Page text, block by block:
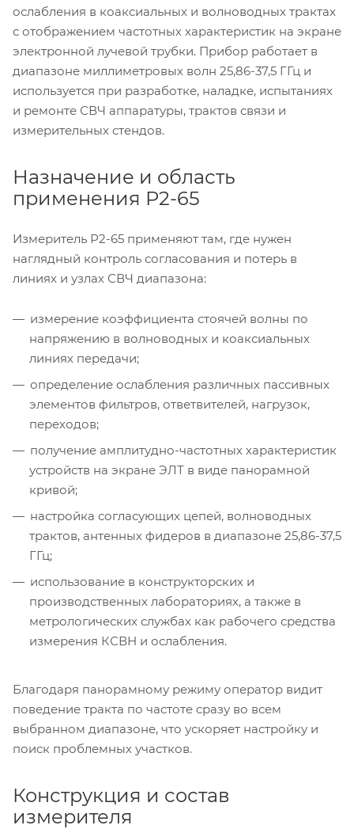
ослабления в коаксиальных и волноводных трактах
с отображением частотных характеристик на экране
электронной лучевой трубки. Прибор работает в
диапазоне миллиметровых волн 25,86-37,5 ГГц и
используется при разработке, наладке, испытаниях
и ремонте СВЧ аппаратуры, трактов связи и
измерительных стендов.
Назначение и область
применения Р2-65
Измеритель Р2-65 применяют там, где нужен
наглядный контроль согласования и потерь в
линиях и узлах СВЧ диапазона:
измерение коэффициента стоячей волны по
напряжению в волноводных и коаксиальных
линиях передачи;
определение ослабления различных пассивных
элементов фильтров, ответвителей, нагрузок,
переходов;
получение амплитудно-частотных характеристик
устройств на экране ЭЛТ в виде панорамной
кривой;
настройка согласующих цепей, волноводных
трактов, антенных фидеров в диапазоне 25,86-37,5
ГГц;
использование в конструкторских и
производственных лабораториях, а также в
метрологических службах как рабочего средства
измерения КСВН и ослабления.
Благодаря панорамному режиму оператор видит
поведение тракта по частоте сразу во всем
выбранном диапазоне, что ускоряет настройку и
поиск проблемных участков.
Конструкция и состав
измерителя